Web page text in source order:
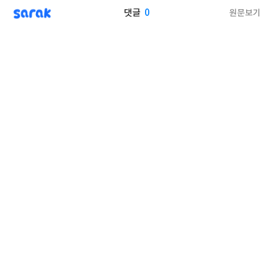
sarak 댓글 0 원문보기